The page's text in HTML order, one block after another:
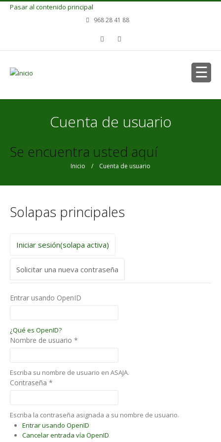
Pasar al contenido principal
968 28 41 88
Cuenta de usuario
Se encuentra usted aquí
Inicio / Cuenta de usuario
Solapas principales
Iniciar sesión(solapa activa)
Solicitar una nueva contraseña
Entrar usando OpenID
¿Qué es OpenID?
Nombre de usuario *
Escriba su nombre de usuario en ASAJA.
Contraseña *
Escriba la contraseña asignada a su nombre de usuario.
Entrar usando OpenID
Cancelar entrada vía OpenID